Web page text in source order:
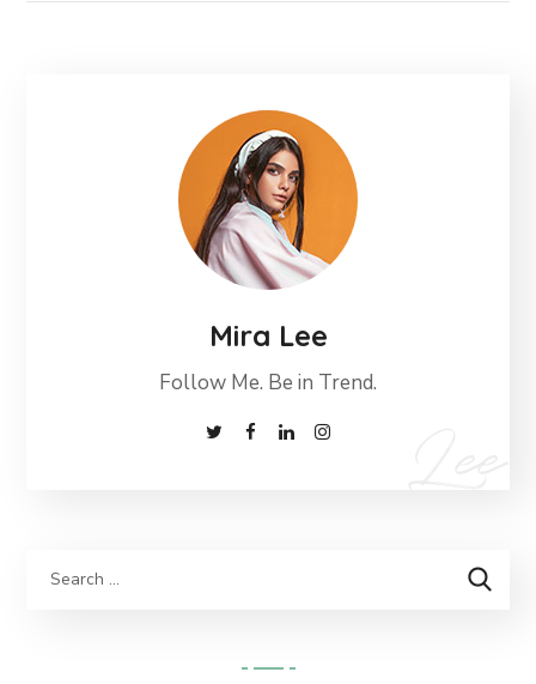
Mira Lee
Follow Me. Be in Trend.